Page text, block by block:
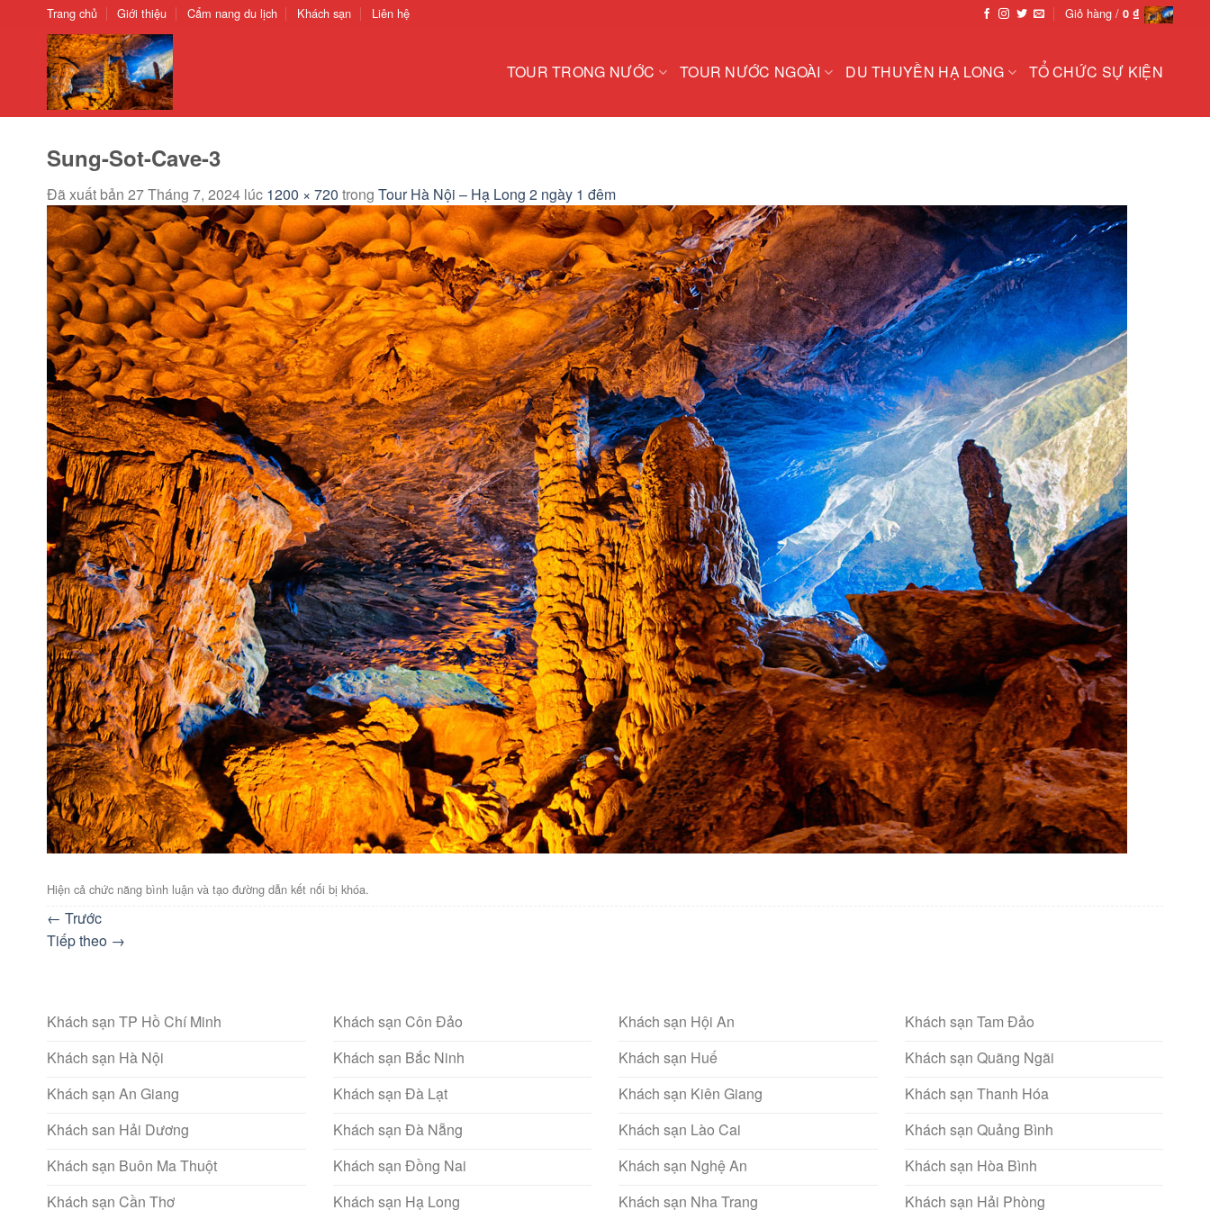
ChuyểnTrang chủ Giới thiệu Cẩm nang du lịch Khách sạn Liên hệ Giỏ hàng / 0 ₫
TOUR TRONG NƯỚC TOUR NƯỚC NGOÀI DU THUYỀN HẠ LONG TỔ CHỨC SỰ KIỆN
Sung-Sot-Cave-3
Đã xuất bản 27 Tháng 7, 2024 lúc 1200 × 720 trong Tour Hà Nội – Hạ Long 2 ngày 1 đêm
Hiện cả chức năng bình luận và tạo đường dẫn kết nối bị khóa.
← Trước
Tiếp theo →
Khách sạn TP Hồ Chí Minh
Khách sạn Hà Nội
Khách sạn An Giang
Khách san Hải Dương
Khách sạn Buôn Ma Thuột
Khách sạn Cần Thơ
Khách sạn Côn Đảo
Khách sạn Bắc Ninh
Khách sạn Đà Lạt
Khách sạn Đà Nẵng
Khách sạn Đồng Nai
Khách sạn Hạ Long
Khách sạn Hội An
Khách sạn Huế
Khách sạn Kiên Giang
Khách sạn Lào Cai
Khách sạn Nghệ An
Khách sạn Nha Trang
Khách sạn Tam Đảo
Khách sạn Quãng Ngãi
Khách sạn Thanh Hóa
Khách sạn Quảng Bình
Khách sạn Hòa Bình
Khách sạn Hải Phòng